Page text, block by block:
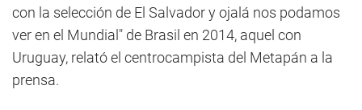
con la selección de El Salvador y ojalá nos podamos
ver en el Mundial" de Brasil en 2014, aquel con
Uruguay, relató el centrocampista del Metapán a la
prensa.